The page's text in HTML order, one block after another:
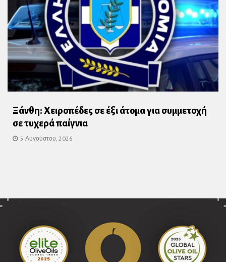
Ξάνθη: Χειροπέδες σε έξι άτομα για συμμετοχή
σε τυχερά παίγνια
5 Αυγούστου, 2026